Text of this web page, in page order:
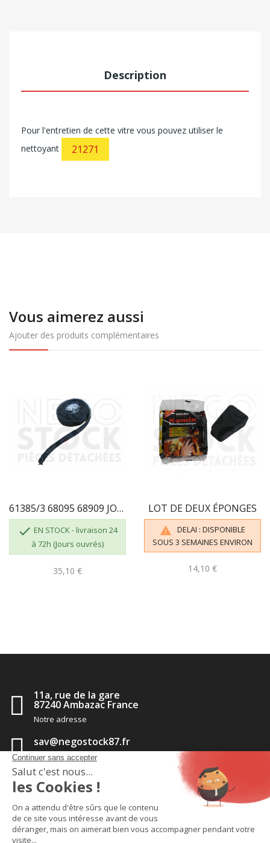
Description
Pour l'entretien de cette vitre vous pouvez utiliser le
nettoyant
21271
Vous aimerez aussi
Ajouter des produits complémentaires
61385/3 68095 68909 JOINT ADHÉSIF 3 M PLAT...
 EN STOCK - livraison 24
à 72h (Jours ouvrés)
35,10 €
LOT DE DEUX ÉPONGES

DELAI : DISPONIBLE
SOUS 3 SEMAINES ENVIRON
14,10 €
11a, rue de la gare
87240 Ambazac France
Notre adresse
sav@negostock87.fr
Contactez-nous
05 55 56 35 14
Appelez-nous